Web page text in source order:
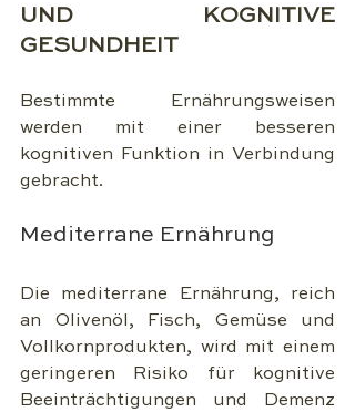
UND KOGNITIVE
GESUNDHEIT
Bestimmte Ernährungsweisen
werden mit einer besseren
kognitiven Funktion in Verbindung
gebracht.
Mediterrane Ernährung
Die mediterrane Ernährung, reich
an Olivenöl, Fisch, Gemüse und
Vollkornprodukten, wird mit einem
geringeren Risiko für kognitive
Beeinträchtigungen und Demenz